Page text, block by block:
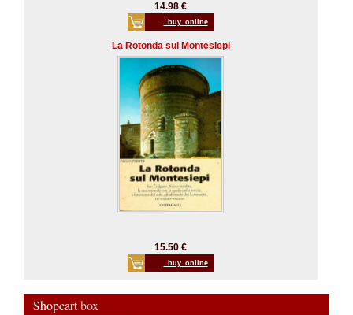
14.98 €
_buy_online
La Rotonda sul Montesiepi
15.50 €
_buy_online
Shopcartbox